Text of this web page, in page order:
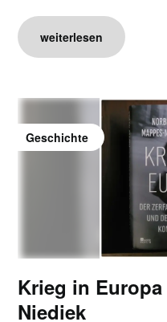
weiterlesen
Geschichte
Krieg in
Niediek